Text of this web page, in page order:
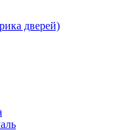
дверей)